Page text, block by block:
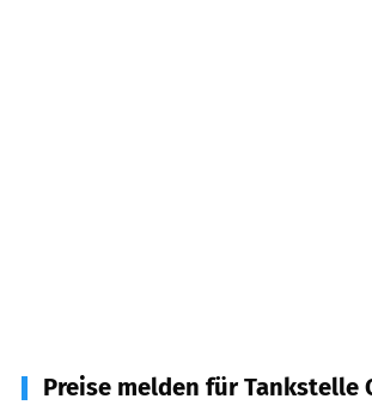
Preise melden für Tankstelle